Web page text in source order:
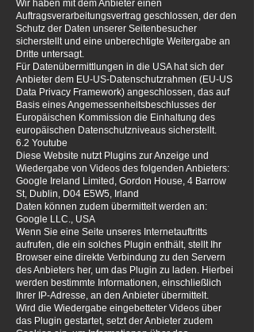
Wir haben mit dem Anbieter einen
Auftragsverarbeitungsvertrag geschlossen, der den
Schutz der Daten unserer Seitenbesucher
sicherstellt und eine unberechtigte Weitergabe an
Dritte untersagt.
Für Datenübermittlungen in die USA hat sich der
Anbieter dem EU-US-Datenschutzrahmen (EU-US
Data Privacy Framework) angeschlossen, das auf
Basis eines Angemessenheitsbeschlusses der
Europäischen Kommission die Einhaltung des
europäischen Datenschutzniveaus sicherstellt.
6.2 Youtube
Diese Website nutzt Plugins zur Anzeige und
Wiedergabe von Videos des folgenden Anbieters:
Google Ireland Limited, Gordon House, 4 Barrow
St, Dublin, D04 E5W5, Irland
Daten können zudem übermittelt werden an:
Google LLC., USA
Wenn Sie eine Seite unseres Internetauftritts
aufrufen, die ein solches Plugin enthält, stellt Ihr
Browser eine direkte Verbindung zu den Servern
des Anbieters her, um das Plugin zu laden. Hierbei
werden bestimmte Informationen, einschließlich
Ihrer IP-Adresse, an den Anbieter übermittelt.
Wird die Wiedergabe eingebetteter Videos über
das Plugin gestartet, setzt der Anbieter zudem